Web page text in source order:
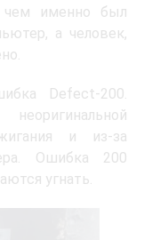
чем именно был
а человек,
Defect-200.
и из-за
Ошибка 200
угнать.